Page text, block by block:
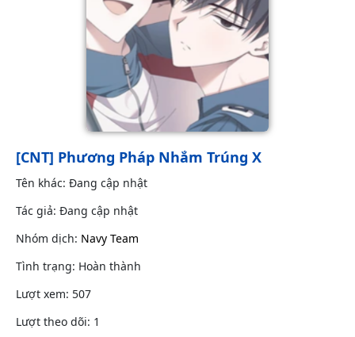
[CNT] Phương Pháp Nhắm Trúng X
Tên khác: Đang cập nhật
Tác giả: Đang cập nhật
Nhóm dịch: Navy Team
Tình trạng: Hoàn thành
Lượt xem: 507
Lượt theo dõi: 1